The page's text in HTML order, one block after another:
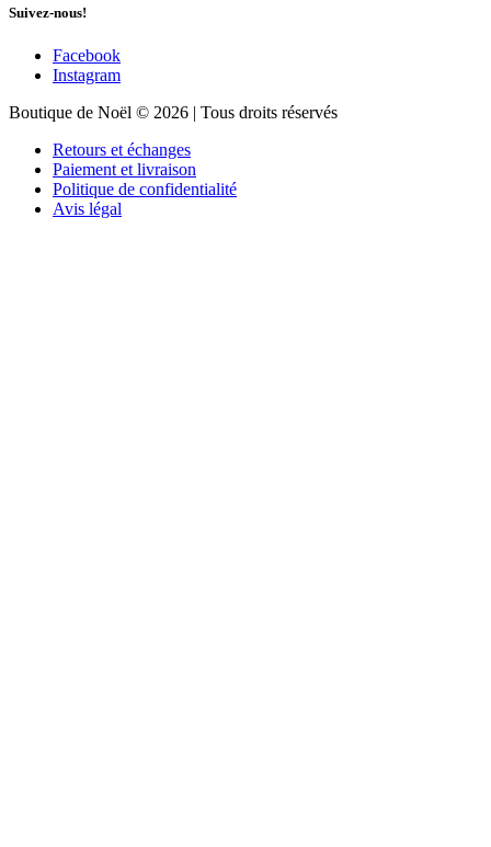
Suivez-nous!
Facebook
Instagram
Boutique de Noël © 2026 | Tous droits réservés
Retours et échanges
Paiement et livraison
Politique de confidentialité
Avis légal